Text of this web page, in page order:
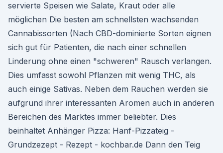
servierte Speisen wie Salate, Kraut oder alle
möglichen Die besten am schnellsten wachsenden
Cannabissorten (Nach CBD-dominierte Sorten eignen
sich gut für Patienten, die nach einer schnellen
Linderung ohne einen "schweren" Rausch verlangen.
Dies umfasst sowohl Pflanzen mit wenig THC, als
auch einige Sativas. Neben dem Rauchen werden sie
aufgrund ihrer interessanten Aromen auch in anderen
Bereichen des Marktes immer beliebter. Dies
beinhaltet Anhänger Pizza: Hanf-Pizzateig -
Grundzezept - Rezept - kochbar.de Dann den Teig